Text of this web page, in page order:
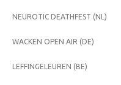
NEUROTIC DEATHFEST (NL)
WACKEN OPEN AIR (DE)
LEFFINGELEUREN (BE)